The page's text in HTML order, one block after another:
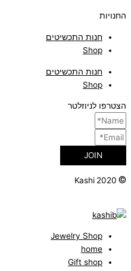
החנויות
חנות התכשיטים
Shop
חנות התכשיטים
Shop
הצטרפו לניוזלטר
JOIN
©
Kashi 2020
Jewelry Shop
home
Gift shop